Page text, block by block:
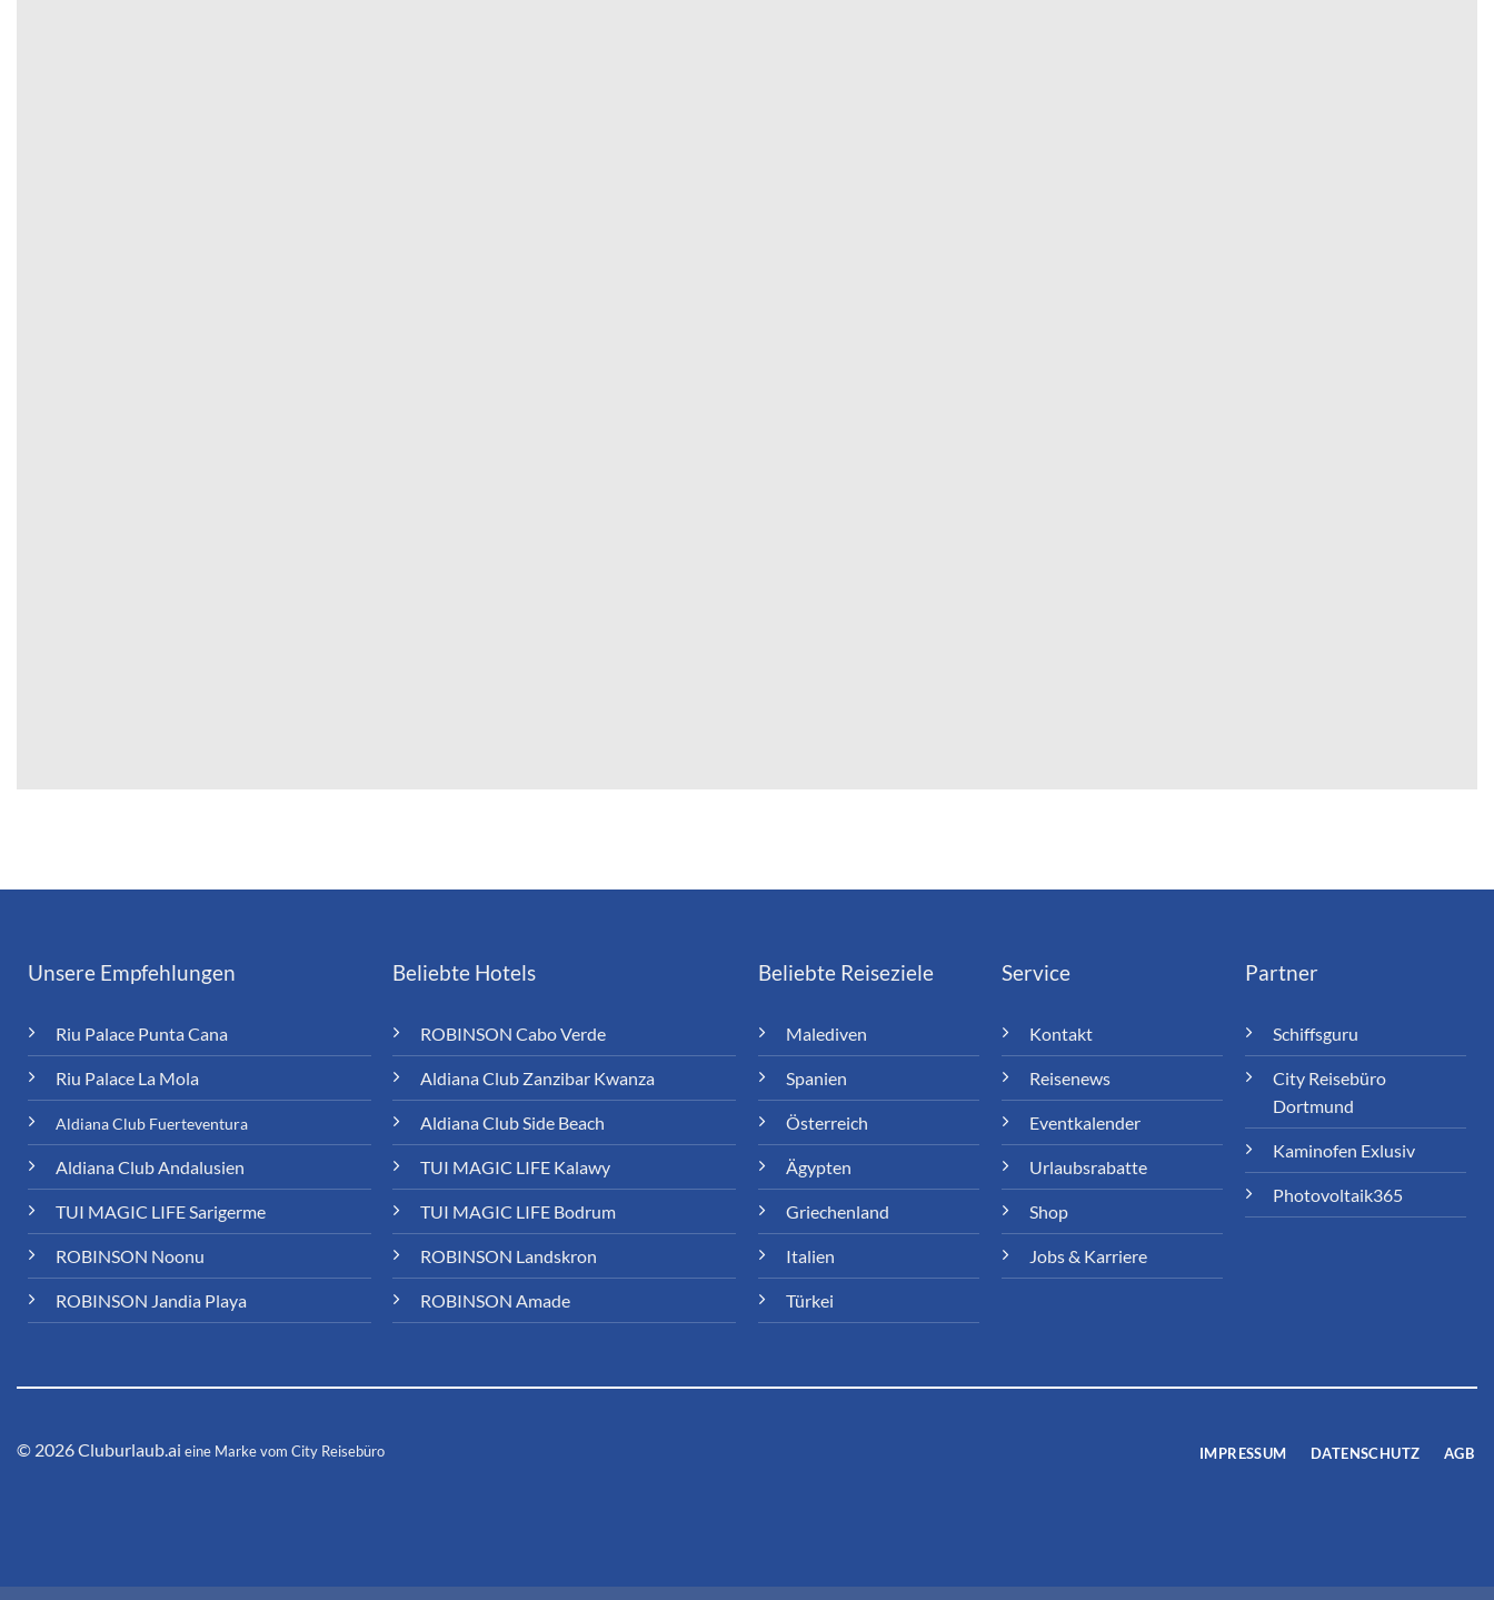
Unsere Empfehlungen
Riu Palace Punta Cana
Riu Palace La Mola
Aldiana Club Fuerteventura
Aldiana Club Andalusien
TUI MAGIC LIFE Sarigerme
ROBINSON Noonu
ROBINSON Jandia Playa
Beliebte Hotels
ROBINSON Cabo Verde
Aldiana Club Zanzibar Kwanza
Aldiana Club Side Beach
TUI MAGIC LIFE Kalawy
TUI MAGIC LIFE Bodrum
ROBINSON Landskron
ROBINSON Amade
Beliebte Reiseziele
Malediven
Spanien
Österreich
Ägypten
Griechenland
Italien
Türkei
Service
Kontakt
Reisenews
Eventkalender
Urlaubsrabatte
Shop
Jobs & Karriere
Partner
Schiffsguru
City Reisebüro
Dortmund
Kaminofen Exlusiv
Photovoltaik365
© 2026 Cluburlaub.ai eine Marke vom City Reisebüro IMPRESSUM DATENSCHUTZ AGB